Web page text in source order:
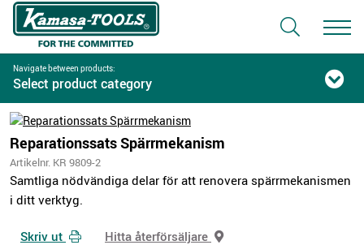
Navigate between products:
Select product category
Reparationssats Spärrmekanism
Artikelnr. KR 9809-2
Samtliga nödvändiga delar för att renovera spärrmekanismen
i ditt verktyg.
Skriv ut Hitta återförsäljare